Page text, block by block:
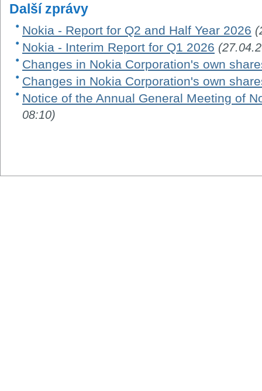
Další zprávy
Nokia - Report for Q2 and Half Year 2026
Nokia - Interim Report for Q1 2026
Changes in Nokia Corporation's own
Changes in Nokia Corporation's own
Notice of the Annual General Meeting of
08:10)